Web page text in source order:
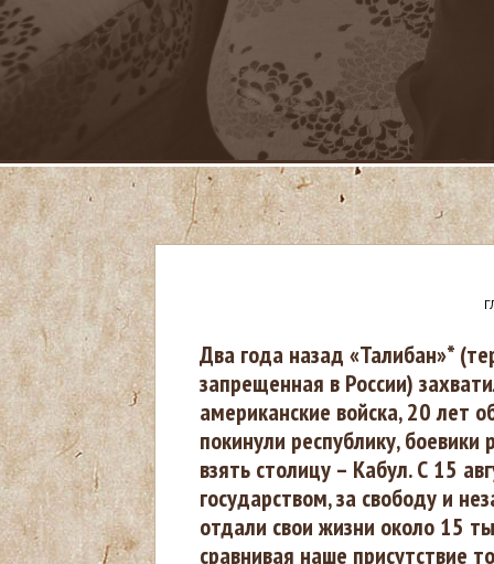
В
ы
з
д
е
Два года назад «Талибан»*
запрещенная в России)
американские войска, 20 лет
покинули республику,
взять столицу – Кабул. С 15
государством, за свободу и
отдали свои жизни около 15
сравнивая наше присутствие